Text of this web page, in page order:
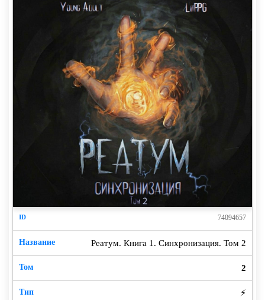
74094657
Реатум. Книга 1. Синхронизация. Том 2
2
⚡